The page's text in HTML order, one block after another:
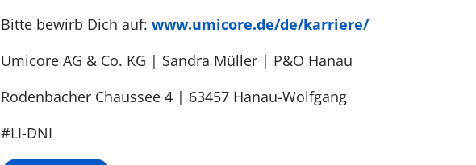
Bitte bewirb Dich auf: www.umicore.de/de/karriere/
Umicore AG & Co. KG | Sandra Müller | P&O Hanau
Rodenbacher Chaussee 4 | 63457 Hanau-Wolfgang
#LI-DNI